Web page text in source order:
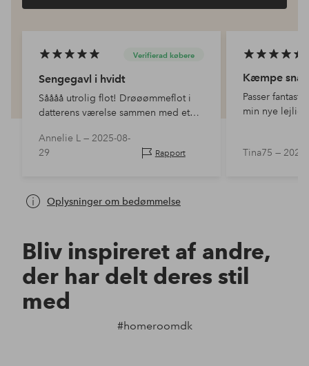
Verifierad købere
Sengegavl i hvidt
Såååå utrolig flot! Drøøømmeflot i
datterens værelse sammen med et
drømmende sengetøjssæt. Den er
mere i retning af naturhvid i farven,
Annelie L — 2025-08-
29
Rapport
Kæmpe
Passer
min nye
Tina75 —
Oplysninger om bedømmelse
Bliv inspireret af andre,
der har delt deres stil
med
#homeroomdk